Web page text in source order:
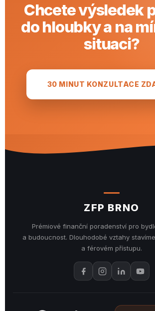
Chcete výsledek
do hloubky a na
situaci?
30 MINUT KONZULTACE
ZFP BRNO
Prémiové finanční poradenství pro
a budoucnost. Dlouhodobé vztahy
a férovém přístupu.